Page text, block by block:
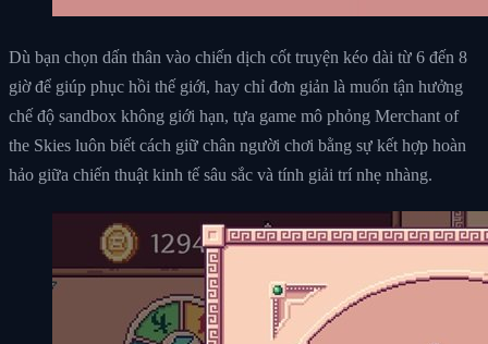
Dù bạn chọn dấn thân vào chiến dịch cốt truyện kéo dài từ 6 đến 8
giờ để giúp phục hồi thế giới, hay chỉ đơn giản là muốn tận hưởng
chế độ sandbox không giới hạn, tựa game mô phỏng Merchant of
the Skies luôn biết cách giữ chân người chơi bằng sự kết hợp hoàn
hảo giữa chiến thuật kinh tế sâu sắc và tính giải trí nhẹ nhàng.